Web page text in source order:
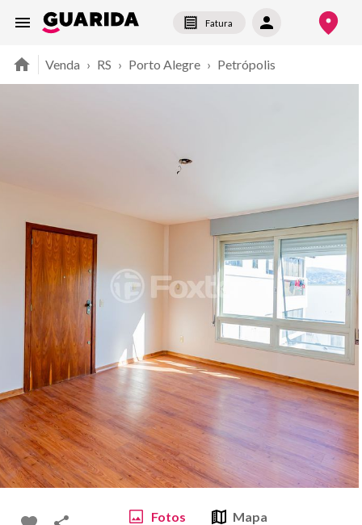
Fatura
Venda › RS › Porto Alegre › Petrópolis
Fotos Mapa